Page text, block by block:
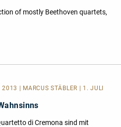
of mostly Beethoven quartets,
2013 | MARCUS STÄBLER | 1. JULI
di Cremona sind mit